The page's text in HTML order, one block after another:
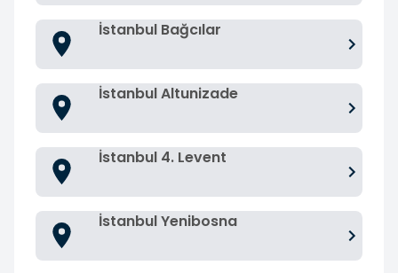
İstanbul Bağcılar
İstanbul Altunizade
İstanbul 4. Levent
İstanbul Yenibosna